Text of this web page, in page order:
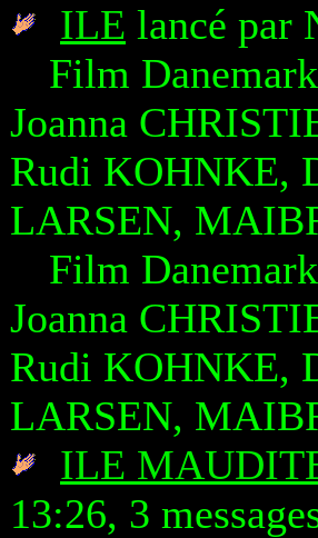
ILE lancé par
Film
Joanna
Rudi KOHNKE,
LARSEN,
Film
Joanna
Rudi KOHNKE,
LARSEN,
ILE
13:26, 3